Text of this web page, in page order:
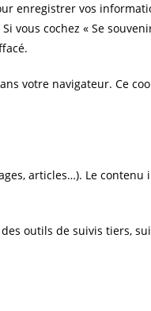
enregistrer vos
vous cochez « Se
votre navigateur. Ce
articles…). Le
outils de suivis tiers,